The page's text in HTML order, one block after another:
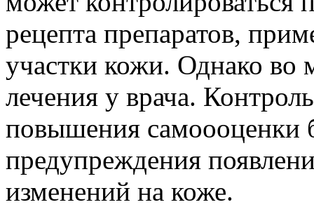
рецепта препаратов,
участки кожи. Однако во
лечения у врача.
повышения самоооценки
предупреждения
изменений на коже.